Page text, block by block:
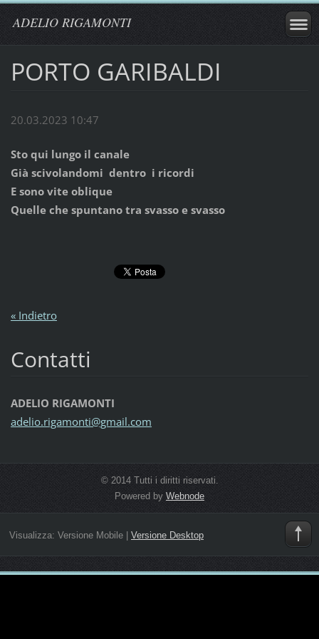
ADELIO RIGAMONTI
PORTO GARIBALDI
20.03.2023 10:47
Sto qui lungo il canale
Già scivolandomi dentro i ricordi
E sono vite oblique
Quelle che spuntano tra svasso e svasso
« Indietro
Contatti
ADELIO RIGAMONTI
adelio.rigamonti@gmail.com
© 2014 Tutti i diritti riservati.
Powered by Webnode
Visualizza: Versione Mobile| Versione Desktop